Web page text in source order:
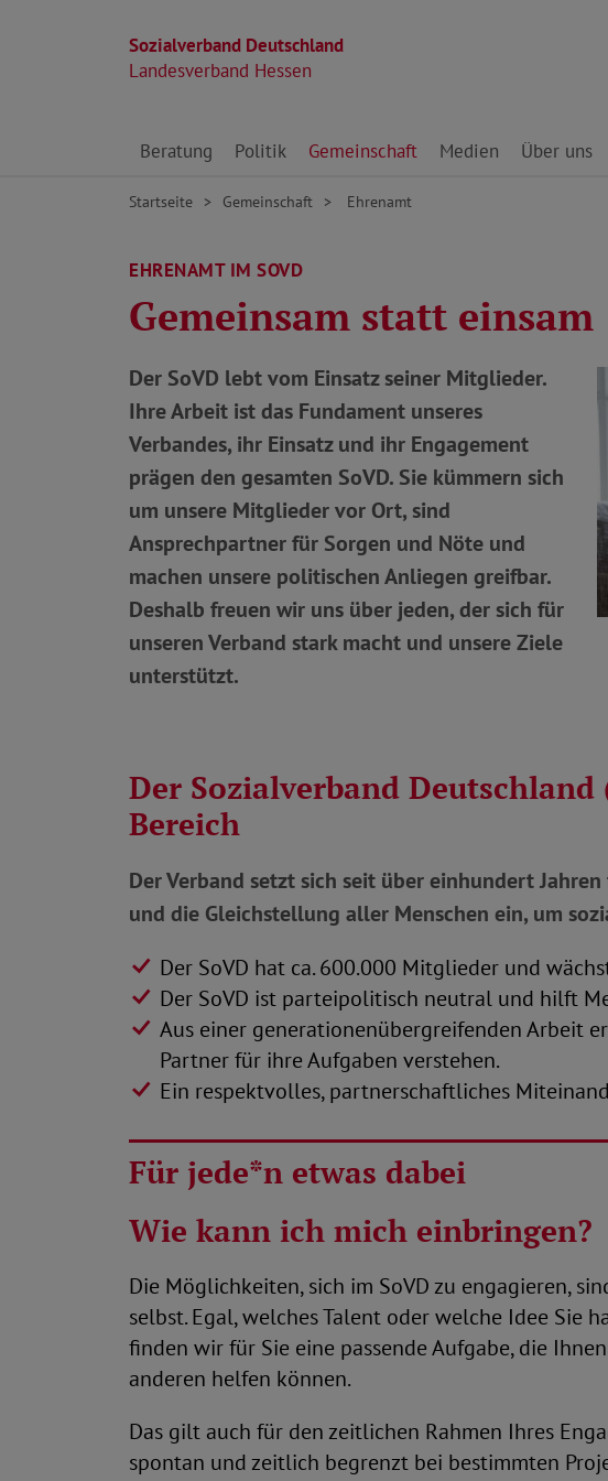
Sozialverband Deutschland
Landesverband Hessen
Direkt zu den Inhalten springen
Beratung Politik Gemeinschaft Medien Über uns
Startseite Gemeinschaft Ehrenamt
EHRENAMT IM SOVD
Gemeinsam statt einsam
Der SoVD lebt vom Einsatz seiner Mitglieder.
Ihre Arbeit ist das Fundament unseres
Verbandes, ihr Einsatz und ihr Engagement
prägen den gesamten SoVD. Sie kümmern sich
um unsere Mitglieder vor Ort, sind
Ansprechpartner für Sorgen und Nöte und
machen unsere politischen Anliegen greifbar.
Deshalb freuen wir uns über jeden, der sich für
unseren Verband stark macht und unsere Ziele
unterstützt.
Der Sozialverband
Bereich
Der Verband setzt sich seit über einhundert
und die Gleichstellung aller Menschen ein, um
Der SoVD hat ca. 600.000 Mitglieder und
Der SoVD ist parteipolitisch neutral und hilft
Aus einer generationenübergreifenden Arbeit
Partner für ihre Aufgaben verstehen.
Ein respektvolles, partnerschaftliches
Für jede*n etwas dabei
Wie kann ich mich einbringen?
Die Möglichkeiten, sich im SoVD zu engagieren,
selbst. Egal, welches Talent oder welche Idee Sie
finden wir für Sie eine passende Aufgabe, die
anderen helfen können.
Das gilt auch für den zeitlichen Rahmen Ihres
spontan und zeitlich begrenzt bei bestimmten